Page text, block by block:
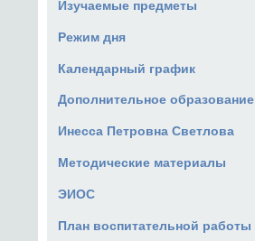
Изучаемые предметы
Режим дня
Календарный график
Дополнительное образование
Инесса Петровна Светлова
Методические материалы
ЭИОС
План воспитательной работы